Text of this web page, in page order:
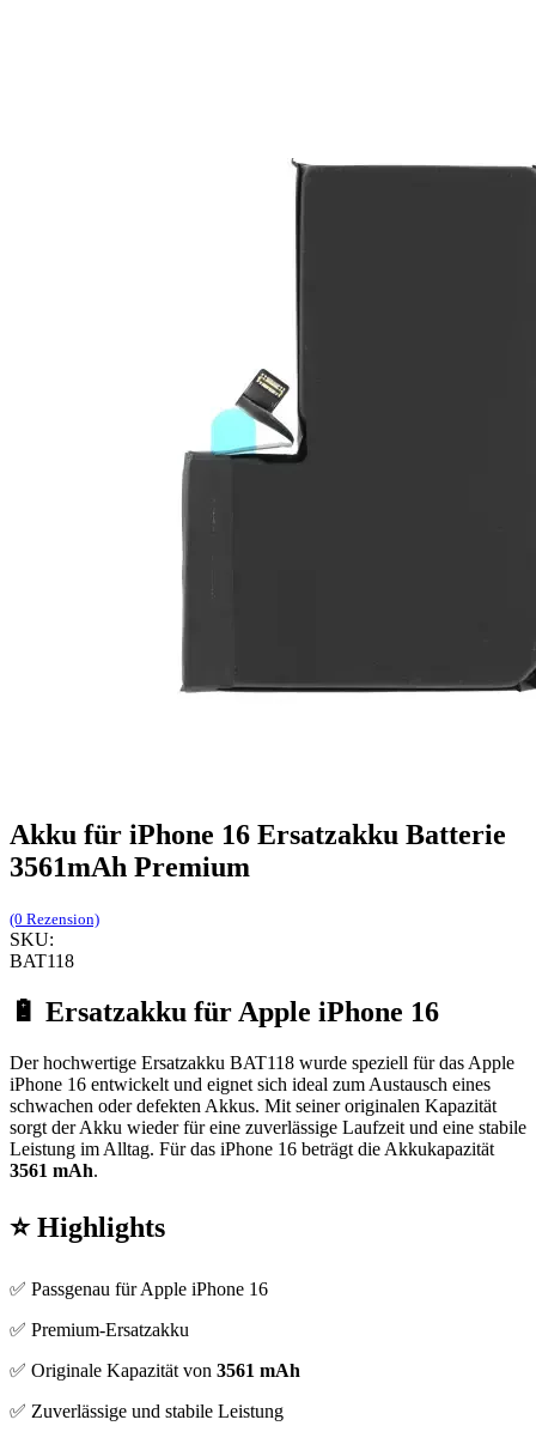
Akku für iPhone 16 Ersatzakku Batterie
3561mAh Premium
(0 Rezension)
SKU:
BAT118
🔋 Ersatzakku für Apple iPhone 16
Der hochwertige Ersatzakku BAT118 wurde speziell für das Apple
iPhone 16 entwickelt und eignet sich ideal zum Austausch eines
schwachen oder defekten Akkus. Mit seiner originalen Kapazität
sorgt der Akku wieder für eine zuverlässige Laufzeit und eine stabile
Leistung im Alltag. Für das iPhone 16 beträgt die Akkukapazität
3561 mAh.
⭐ Highlights
✅ Passgenau für Apple iPhone 16
✅ Premium-Ersatzakku
✅ Originale Kapazität von 3561 mAh
✅ Zuverlässige und stabile Leistung